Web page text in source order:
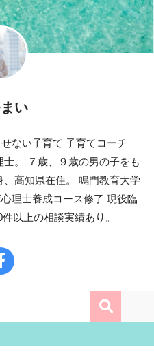
い
ない子育て 子育てコーチ
。 ７歳、９歳の男の子をも
高知県在住。 鳴門教育大学
理士養成コース修了 現役臨
以上の相談実績あり。